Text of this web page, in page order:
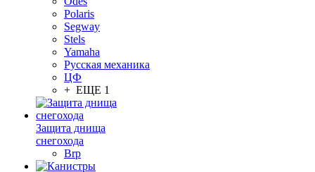
Polaris
Segway
Stels
Yamaha
Русская механика
ЦФ
+ ЕЩЕ 1
Защита днища
снегохода
Brp